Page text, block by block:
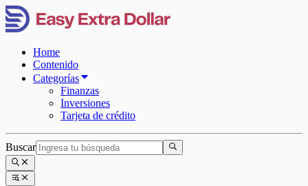
Home
Contenido
Categorías
Finanzas
Inversiones
Tarjeta de crédito
Buscar